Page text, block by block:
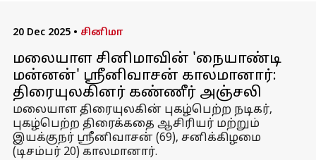
20 Dec 2025 • சினிமா
மலையாள சினிமாவின் 'நையாண்டி
மன்னன்' ஸ்ரீனிவாசன் காலமானார்:
திரையுலகினர் கண்ணீர் அஞ்சலி
மலையாள திரையுலகின் புகழ்பெற்ற நடிகர்,
புகழ்பெற்ற திரைக்கதை ஆசிரியர் மற்றும்
இயக்குநர் ஸ்ரீனிவாசன் (69), சனிக்கிழமை
(டிசம்பர் 20) காலமானார்.